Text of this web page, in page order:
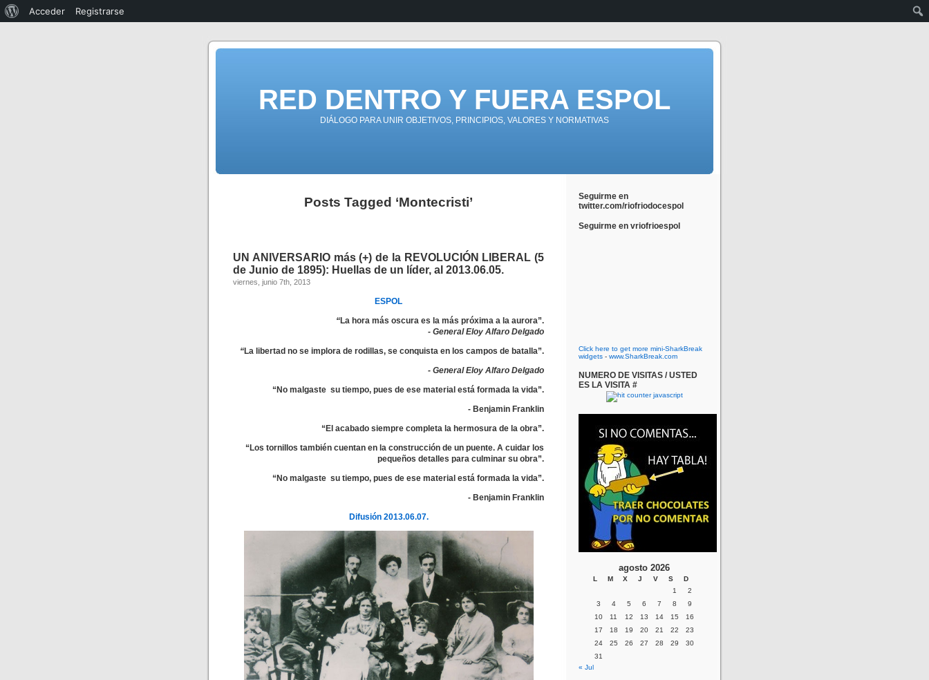
RED DENTRO Y FUERA ESPOL
DIÁLOGO PARA UNIR OBJETIVOS, PRINCIPIOS, VALORES Y NORMATIVAS
Posts Tagged ‘Montecristi’
UN ANIVERSARIO más (+) de la REVOLUCIÓN LIBERAL (5
de Junio de 1895): Huellas de un líder, al 2013.06.05.
viernes, junio 7th, 2013
ESPOL
“La hora más oscura es la más próxima a la aurora”.
- General Eloy Alfaro Delgado
“La libertad no se implora de rodillas, se conquista en los campos de batalla”.
- General Eloy Alfaro Delgado
“No malgaste su tiempo, pues de ese material está formada la vida”.
- Benjamin Franklin
“El acabado siempre completa la hermosura de la obra”.
“Los tornillos también cuentan en la construcción de un puente. A cuidar los
pequeños detalles para culminar su obra”.
“No malgaste su tiempo, pues de ese material está formada la vida”.
- Benjamin Franklin
Difusión 2013.06.07.
Seguirme en
twitter.com/riofriodocespol
Seguirme en vriofrioespol
Click here to get more mini-SharkBreak
widgets - www.SharkBreak.com
NUMERO DE VISITAS / USTED
ES LA VISITA #
agosto 2026
L M X J V S
D
1
2
3
4 5 6 7 8
9
10
11 12 13 14 15
16
17
18 19 20 21 22
23
24
25 26 27 28 29
30
31
« Jul
Acceder Registrarse